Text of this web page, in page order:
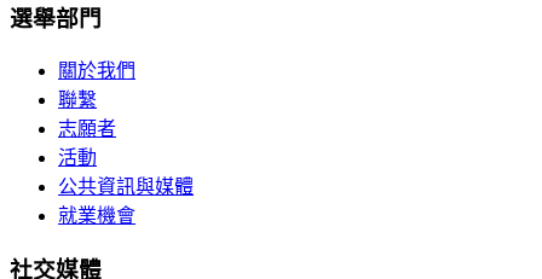
選舉部門
關於我們
聯繫
志願者
活動
公共資訊與媒體
就業機會
社交媒體